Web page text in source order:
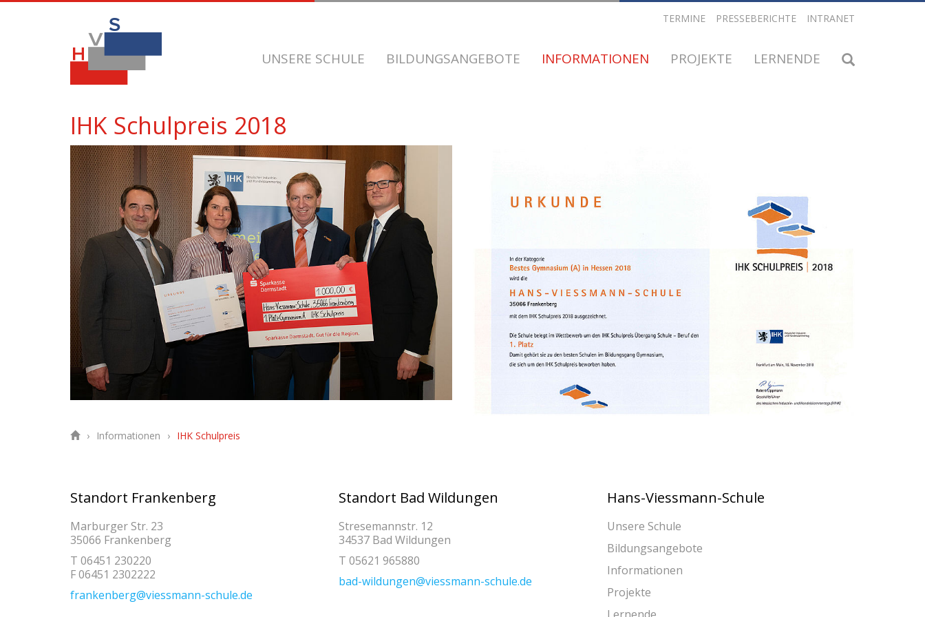
UNSERE SCHULE BILDUNGSANGEBOTE INFORMATIONEN PROJEKTE LERNENDE
TERMINE PRESSEBERICHTE INTRANET
IHK Schulpreis 2018
Informationen IHK Schulpreis
Standort Frankenberg
Marburger Str. 23
35066 Frankenberg
T 06451 230220
F 06451 2302222
frankenberg@viessmann-schule.de
Standort Bad Wildungen
Stresemannstr. 12
34537 Bad Wildungen
T 05621 965880
bad-wildungen@viessmann-schule.de
Hans-Viessmann-Schule
Unsere Schule
Bildungsangebote
Informationen
Projekte